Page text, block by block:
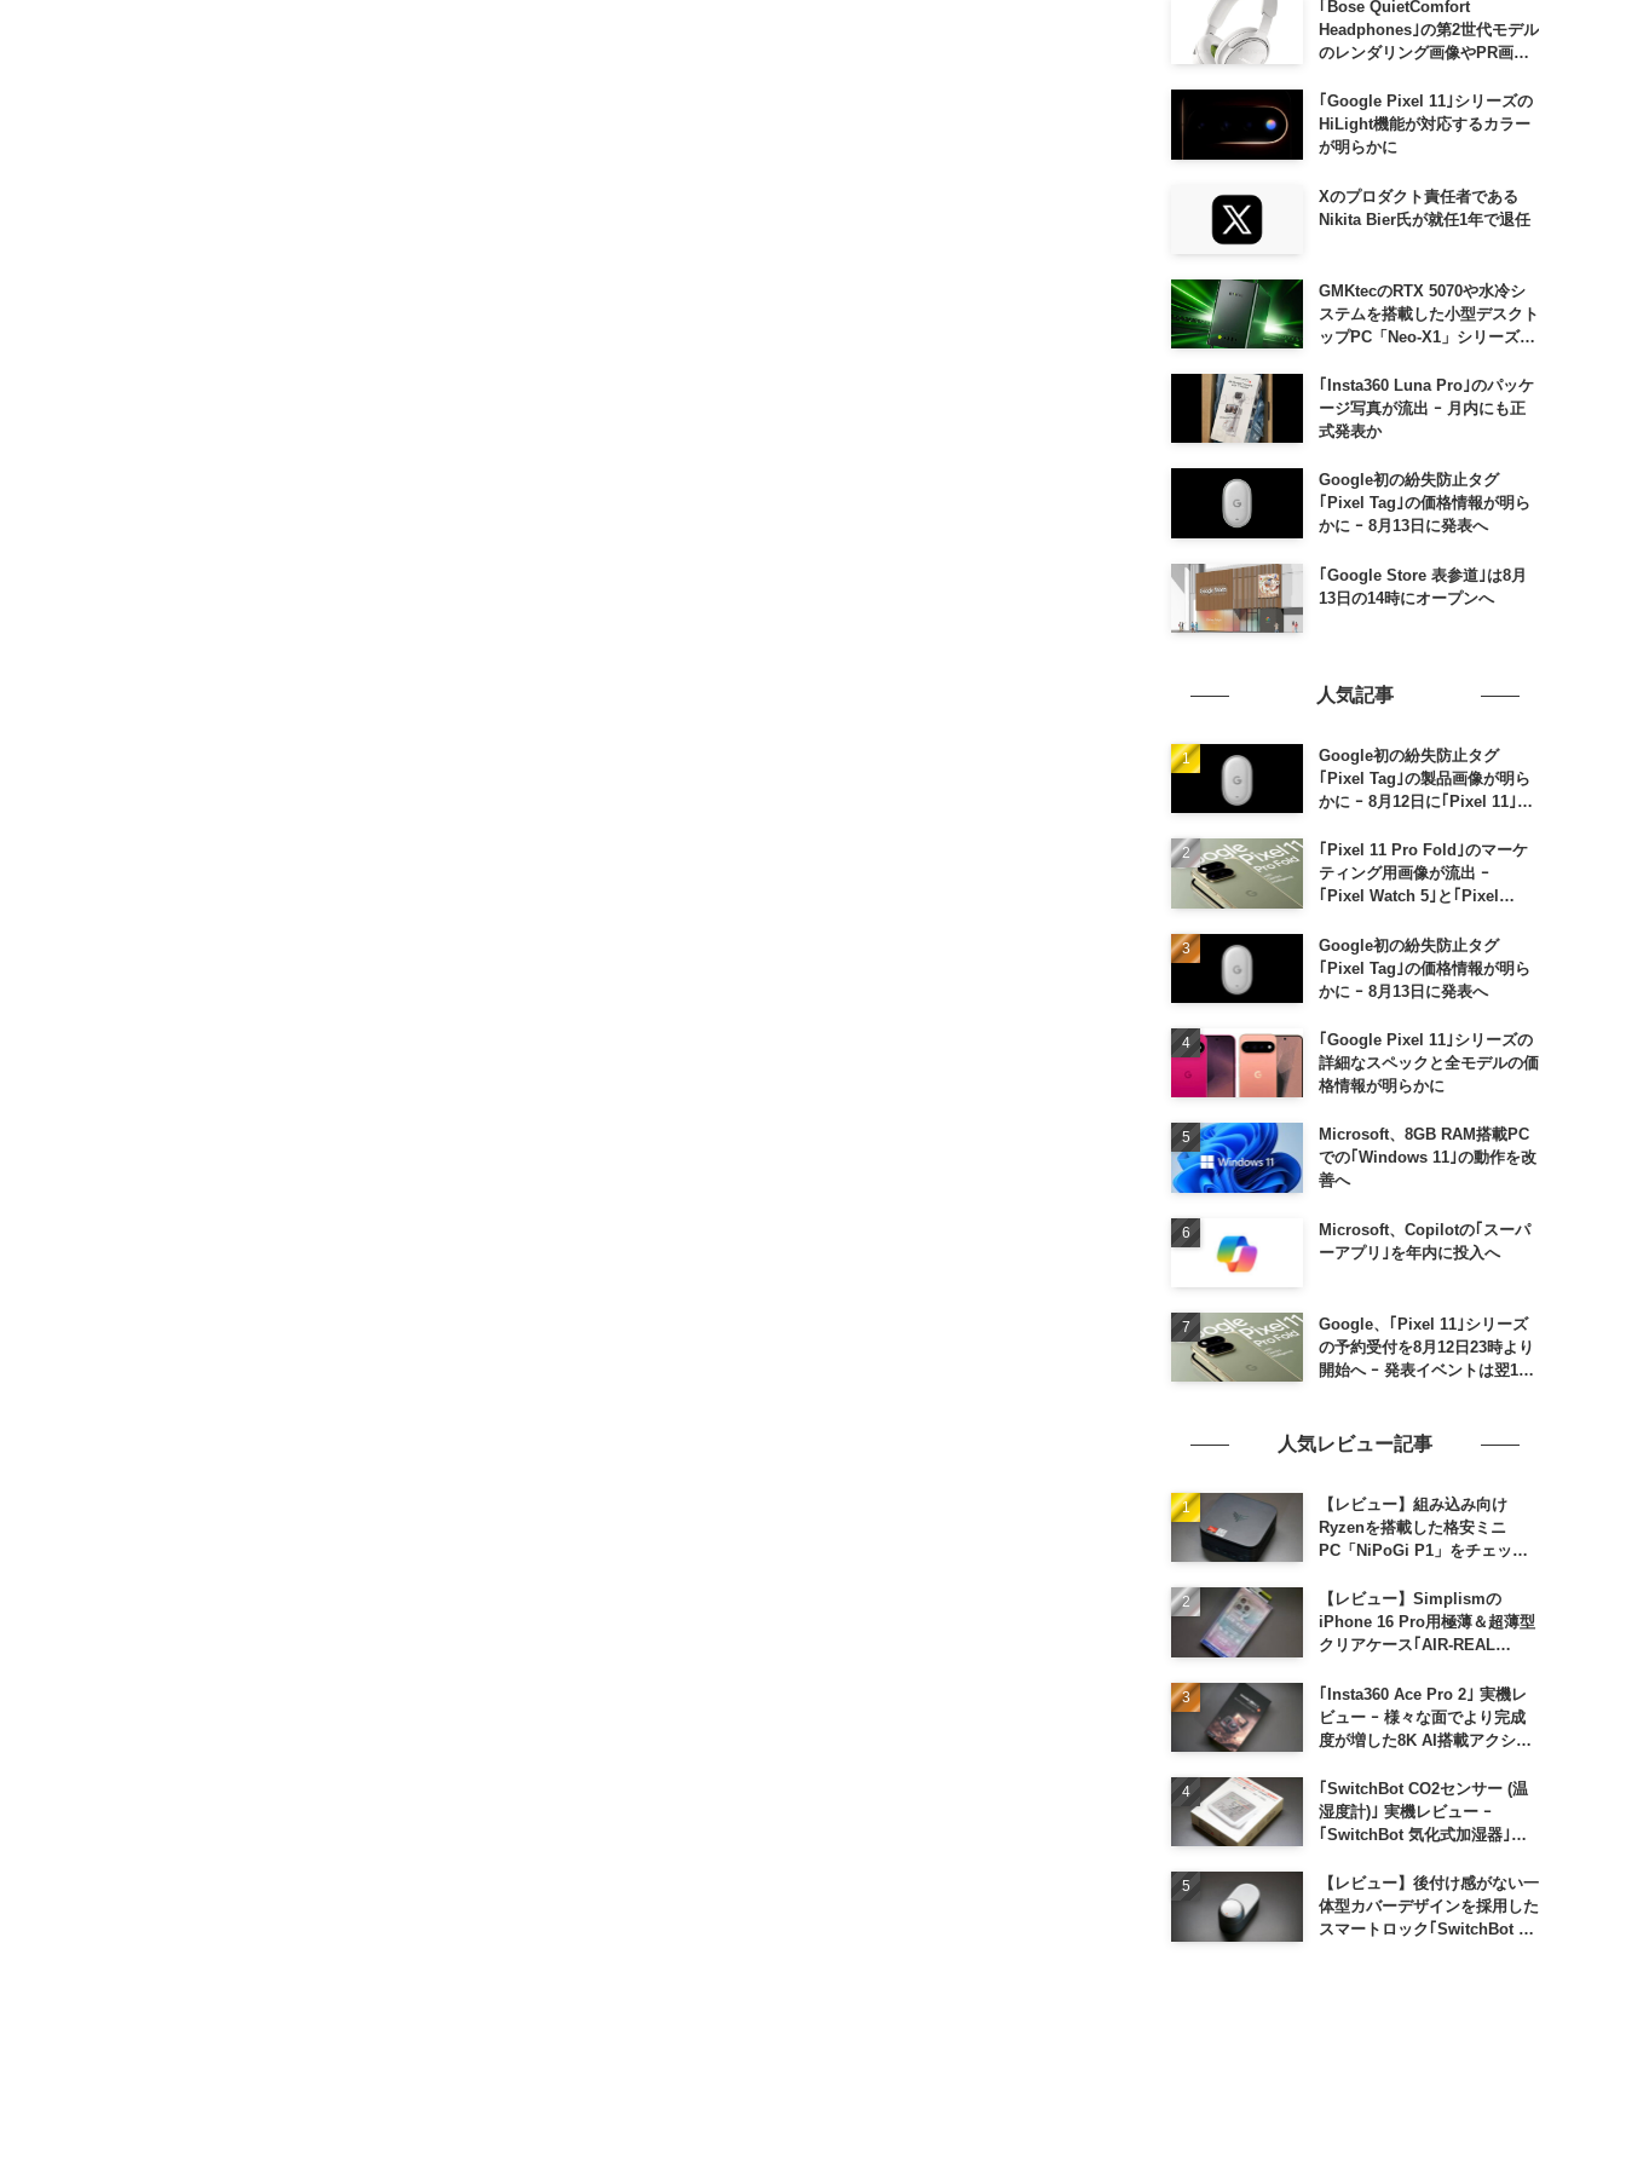
｢Bose QuietComfort
Headphones｣の第2世代モデル
のレンダリング画像やPR画像
｢Google Pixel 11｣シリーズの
HiLight機能が対応するカラー
が明らかに
Xのプロダクト責任者である
Nikita Bier氏が就任1年で退任
GMKtecのRTX 5070や水冷シ
ステムを搭載した小型デスクト
ップPC「Neo-X1」シリーズ、
｢Insta360 Luna Pro｣のパッケ
ージ写真が流出 ｰ 月内にも正
式発表か
Google初の紛失防止タグ
｢Pixel Tag｣の価格情報が明ら
かに ｰ 8月13日に発表へ
｢Google Store 表参道｣は8月
13日の14時にオープンへ
人気記事
Google初の紛失防止タグ
｢Pixel Tag｣の製品画像が明ら
かに ｰ 8月12日に｢Pixel 11｣な
｢Pixel 11 Pro Fold｣のマーケ
ティング用画像が流出 ｰ
｢Pixel Watch 5｣と｢Pixel
も
Google初の紛失防止タグ
｢Pixel Tag｣の価格情報が明ら
かに ｰ 8月13日に発表へ
｢Google Pixel 11｣シリーズの
詳細なスペックと全モデルの価
格情報が明らかに
Microsoft、8GB RAM搭載PC
での｢Windows 11｣の動作を改
善へ
Microsoft、Copilotの｢スーパ
ーアプリ｣を年内に投入へ
Google、｢Pixel 11｣シリーズ
の予約受付を8月12日23時より
開始へ ｰ 発表イベントは翌13
人気レビュー記事
【レビュー】組み込み向け
Ryzenを搭載した格安ミニ
PC「NiPoGi P1」をチェック
高性能
【レビュー】Simplismの
iPhone 16 Pro用極薄＆超薄型
クリアケース｢AIR-REAL
｢Insta360 Ace Pro 2｣ 実機レ
ビュー ｰ 様々な面でより完成
度が増した8K AI搭載アクショ
｢SwitchBot CO2センサー (温
湿度計)｣ 実機レビュー ｰ
｢SwitchBot 気化式加湿器｣と
便利
【レビュー】後付け感がない一
体型カバーデザインを採用した
スマートロック｢SwitchBot ロ